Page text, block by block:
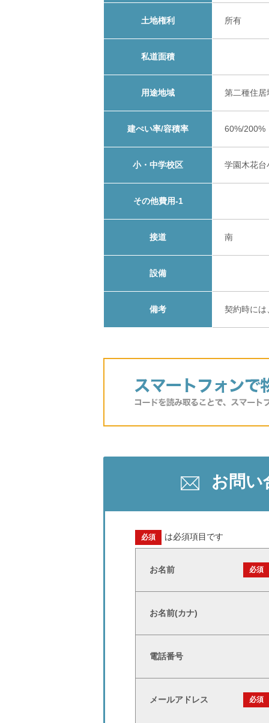
土地権利 所有
私道面積
用途地域 第二種住居
建ぺい率/容積率 60%/200%
小・中学校区 学園木花台
その他費用-1
接道 南
設備
備考 契約時に
お問い
必須 は必須項目です
お名前 必須
お名前(カナ)
電話番号
メールアドレス 必須